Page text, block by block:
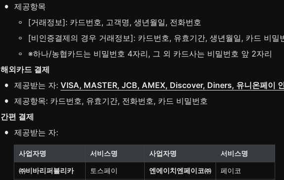
• 제공항목
◦ [거래정보]: 카드번호, 고객명, 생년월일, 전화번호
◦ [비인증결제의 경우 거래정보]: 카드번호, 유효기간, 생년월일, 카드 비밀
◦
※하나/농협카드는 비밀번호 4자리, 그 외 카드사는 비밀번호 앞 2자리
해외카드 결제
• 제공받는 자: VISA, MASTER, JCB, AMEX, Discover, Diners, 유니온페이
• 제공항목: 카드번호, 유효기간, 전화번호, 카드 비밀번호
간편 결제
• 제공받는 자:
사업자명 서비스명 사업자명 서비스명
㈜비바리퍼블리카 토스페이 엔에이치엔페이코㈜ 페이코